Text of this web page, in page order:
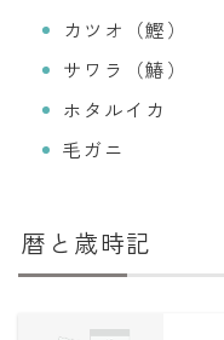
カツオ（鰹）
サワラ（鰆）
ホタルイカ
毛ガニ
暦と歳時記